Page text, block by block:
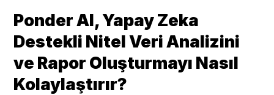
Ponder AI, Yapay Zeka
Destekli Nitel Veri Analizini
ve Rapor Oluşturmayı Nasıl
Kolaylaştırır?